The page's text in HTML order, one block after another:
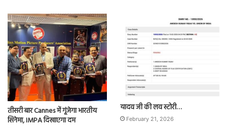
तीसरी बार Cannes में गूंजेगा भारतीय
सिनेमा, IMPA दिखाएगा दम
यादव जी की लव स्टोरी…
February 21, 2026